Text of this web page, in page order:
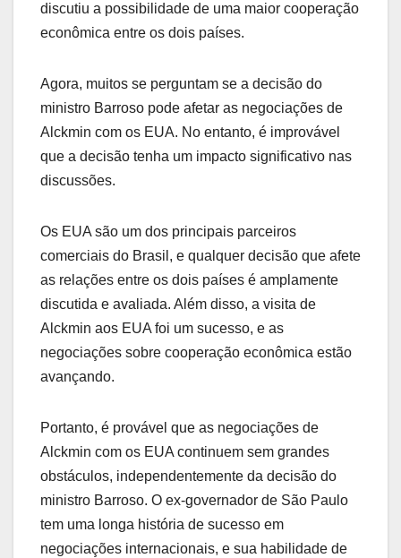
discutiu a possibilidade de uma maior cooperação
econômica entre os dois países.
Agora, muitos se perguntam se a decisão do
ministro Barroso pode afetar as negociações de
Alckmin com os EUA. No entanto, é improvável
que a decisão tenha um impacto significativo nas
discussões.
Os EUA são um dos principais parceiros
comerciais do Brasil, e qualquer decisão que afete
as relações entre os dois países é amplamente
discutida e avaliada. Além disso, a visita de
Alckmin aos EUA foi um sucesso, e as
negociações sobre cooperação econômica estão
avançando.
Portanto, é provável que as negociações de
Alckmin com os EUA continuem sem grandes
obstáculos, independentemente da decisão do
ministro Barroso. O ex-governador de São Paulo
tem uma longa história de sucesso em
negociações internacionais, e sua habilidade de